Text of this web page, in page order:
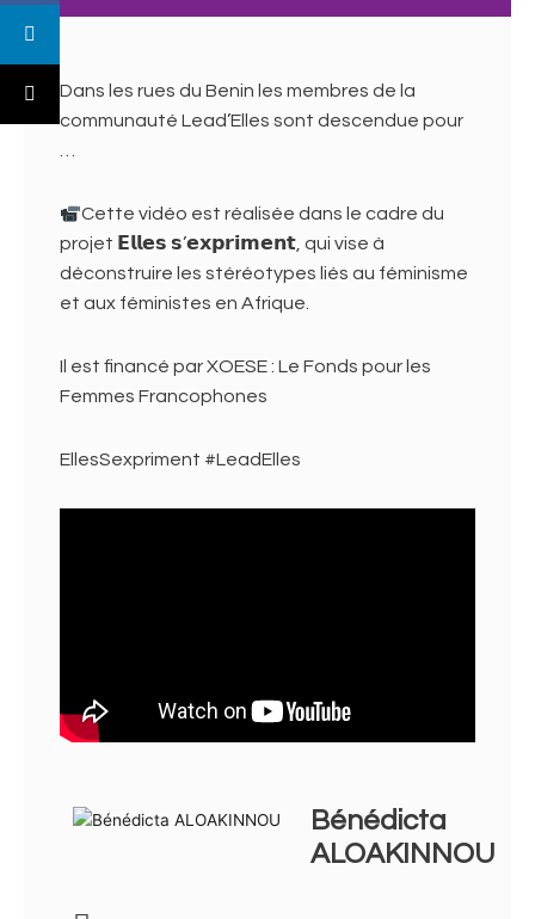
Dans les rues du Benin les membres de la
communauté Lead’Elles sont descendue pour
Cette vidéo est réalisée dans le cadre du
projet 𝗘𝗹𝗹𝗲𝘀 𝘀’𝗲𝘅𝗽𝗿𝗶𝗺𝗲𝗻𝘁, qui vise à
déconstruire les stéréotypes liés au féminisme
et aux féministes en Afrique.
Il est financé par XOESE : Le Fonds pour les
Femmes Francophones
EllesSexpriment #LeadElles
Bénédicta
ALOAKINNOU